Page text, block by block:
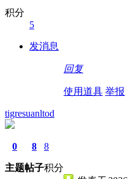
积分
5
发消息
回复
使用道具 举报
tigresuanltod
0
主题
8
帖子
8
积分